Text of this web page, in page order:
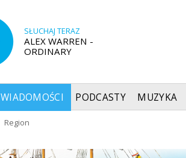
SŁUCHAJ TERAZ
ALEX WARREN -
ORDINARY
WIADOMOŚCI PODCASTY MUZYKA
Region